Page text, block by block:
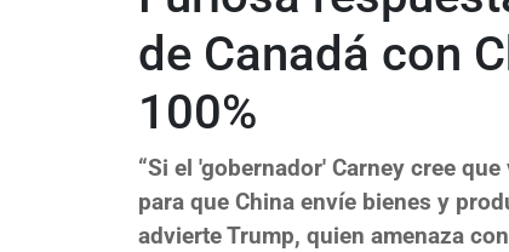
de Canadá con
100%
“Si el 'gobernador' Carney cree
para que China envíe bienes y
advierte Trump, quien amenaza